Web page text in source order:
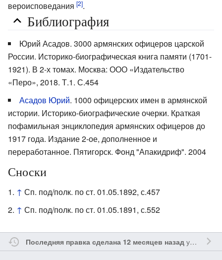
вероисповедания [2].
Библиография
Юрий Асадов. 3000 армянских офицеров царской
России. Историко-биографическая книга памяти (1701-
1921). В 2-х томах. Москва: ООО «Издательство
«Перо», 2018. Т.1. С.454
Асадов Юрий. 1000 офицерских имен в армянской
истории. Историко-биографические очерки. Краткая
пофамильная энциклопедия армянских офицеров до
1917 года. Издание 2-ое, дополненное и
переработанное. Пятигорск. Фонд "Апакидриф". 2004
Сноски
↑ Сп. под/полк. по ст. 01.05.1892, с.457
↑ Сп. под/полк. по ст. 01.05.1891, с.552
Последняя правка сделана 12 месяцев назадучастником